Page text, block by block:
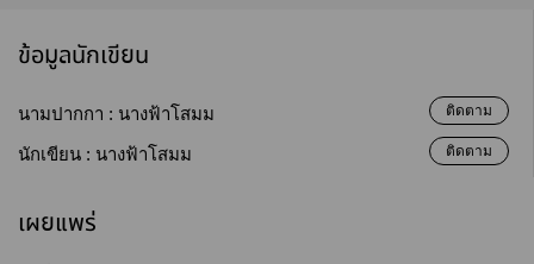
ข้อมูลนักเขียน
นามปากกา : นางฟ้าโสมม ติดตาม
นักเขียน : นางฟ้าโสมม ติดตาม
เผยแพร่